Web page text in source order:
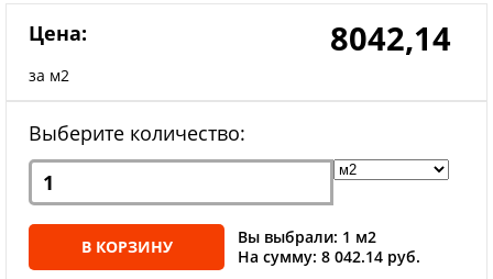
Цена:
за м2
8042,14
Выберите количество:
В КОРЗИНУ
Вы выбрали: 1 м2
На сумму: 8 042.14 руб.